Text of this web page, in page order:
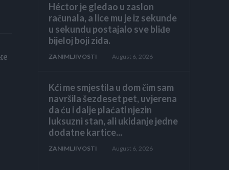
Héctor je gledao u zaslon
računala, a lice mu je iz sekunde
u sekundu postajalo sve bliđe
bijeloj boji zida.
ZANIMLJIVOSTI August 6, 2026
Kći me smjestila u dom čim sam
navršila šezdeset pet, uvjerena
da ću i dalje plaćati njezin
luksuzni stan, ali ukidanje jedne
dodatne kartice...
ZANIMLJIVOSTI August 6, 2026